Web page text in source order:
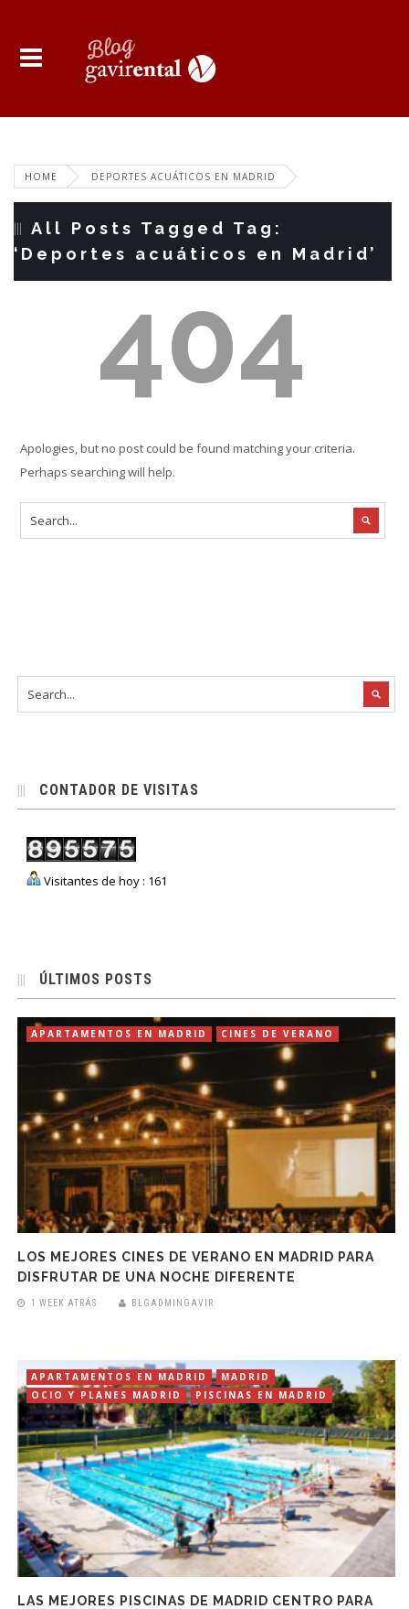
HOME DEPORTES ACUÁTICOS EN MADRID
All Posts Tagged Tag:
‘Deportes acuáticos en Madrid’
404
Apologies, but no post could be found matching your criteria.
Perhaps searching will help.
CONTADOR DE VISITAS
Visitantes de hoy : 161
ÚLTIMOS POSTS
APARTAMENTOS EN MADRID CINES DE VERANO
LOS MEJORES CINES DE VERANO EN MADRID PARA
DISFRUTAR DE UNA NOCHE DIFERENTE
1 WEEK ATRÁS BLGADMINGAVIR
APARTAMENTOS EN MADRID
MADRID
OCIO Y PLANES MADRID
PISCINAS EN MADRID
LAS MEJORES PISCINAS DE MADRID CENTRO PARA